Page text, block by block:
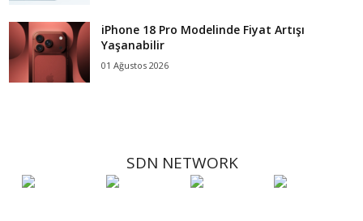
iPhone 18 Pro Modelinde Fiyat Artışı
Yaşanabilir
01 Ağustos 2026
SDN NETWORK